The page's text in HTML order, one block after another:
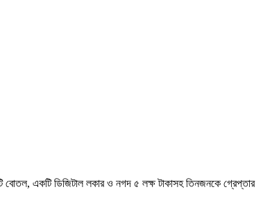
বোতল, একটি ডিজিটাল লকার ও নগদ ৫ লক্ষ টাকাসহ তিনজনকে গ্রেপ্তার